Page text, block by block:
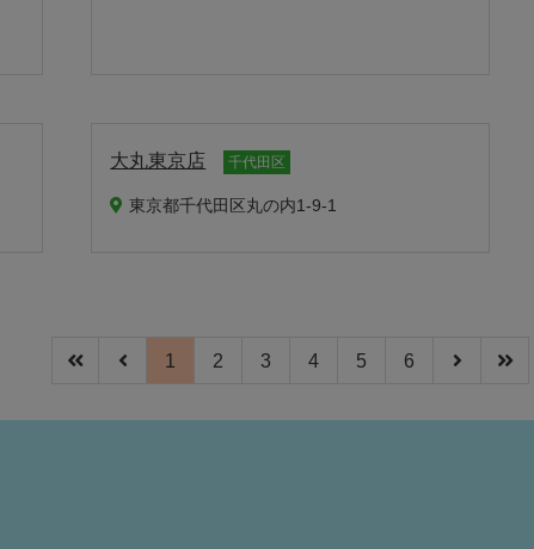
大丸東京店 千代田区
東京都千代田区丸の内1-9-1
1 2 3 4 5 6